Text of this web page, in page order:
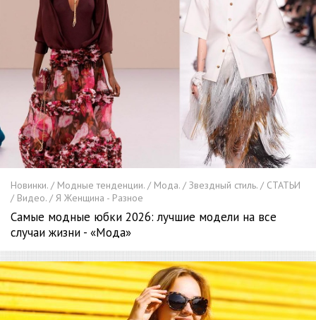
Новинки. / Модные тенденции. / Мода. / Звездный стиль. / СТАТЬИ
/ Видео. / Я Женщина - Разное
Самые модные юбки 2026: лучшие модели на все
случаи жизни - «Мода»